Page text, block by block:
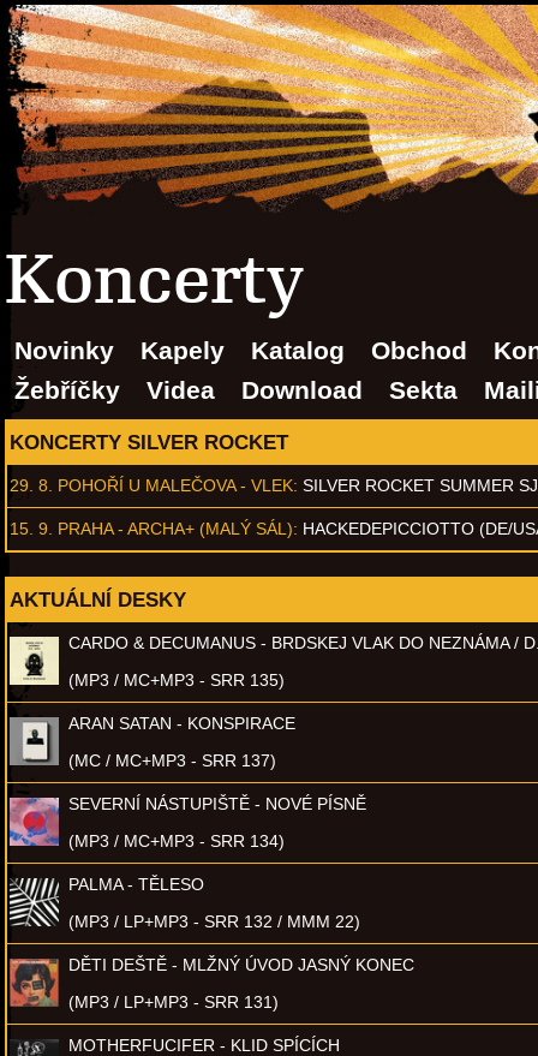
Koncerty
Novinky Kapely Katalog Obchod
Žebříčky
Videa Download Sekta
KONCERTY SILVER ROCKET
29. 8. POHOŘÍ U MALEČOVA - VLEK: SILVER ROCKET SUMMER
15. 9. PRAHA - ARCHA+ (MALÝ SÁL): HACKEDEPICCIOTTO (DE/
AKTUÁLNÍ DESKY
CARDO & DECUMANUS - BRDSKEJ VLAK DO NEZNÁMA /
(MP3 / MC+MP3 - SRR 135)
ARAN SATAN - KONSPIRACE
(MC / MC+MP3 - SRR 137)
SEVERNÍ NÁSTUPIŠTĚ - NOVÉ PÍSNĚ
(MP3 / MC+MP3 - SRR 134)
PALMA - TĚLESO
(MP3 / LP+MP3 - SRR 132 / MMM 22)
DĚTI DEŠTĚ - MLŽNÝ ÚVOD JASNÝ KONEC
(MP3 / LP+MP3 - SRR 131)
MOTHERFUCIFER - KLID SPÍCÍCH